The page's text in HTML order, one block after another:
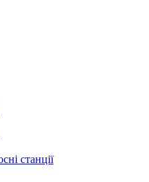
станції